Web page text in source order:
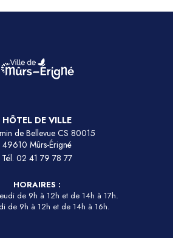
HÔTEL DE VILLE
de Bellevue CS 80015
49610 Mûrs-Érigné
Tél. 02 41 79 78 77
HORAIRES :
de 9h à 12h et de 14h à 17h.
de 9h à 12h et de 14h à 16h.